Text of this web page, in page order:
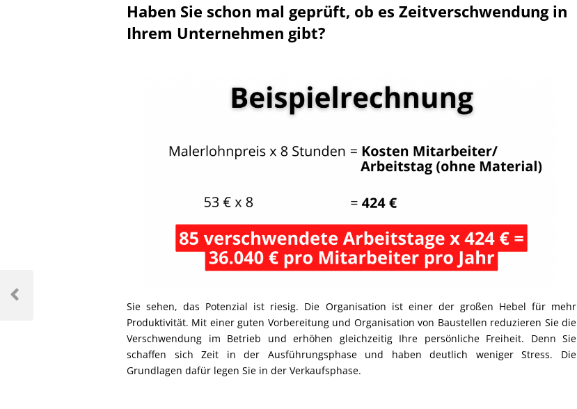
Haben Sie schon mal geprüft, ob es Zeitverschwendung in
Ihrem Unternehmen gibt?
Sie sehen, das Potenzial ist riesig. Die Organisation ist einer der großen Hebel für mehr
Produktivität. Mit einer guten Vorbereitung und Organisation von Baustellen reduzieren Sie die
Verschwendung im Betrieb und erhöhen gleichzeitig Ihre persönliche Freiheit. Denn Sie
schaffen sich Zeit in der Ausführungsphase und haben deutlich weniger Stress. Die
Grundlagen dafür legen Sie in der Verkaufsphase.